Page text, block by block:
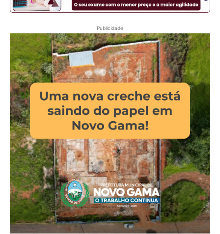
Publicidade